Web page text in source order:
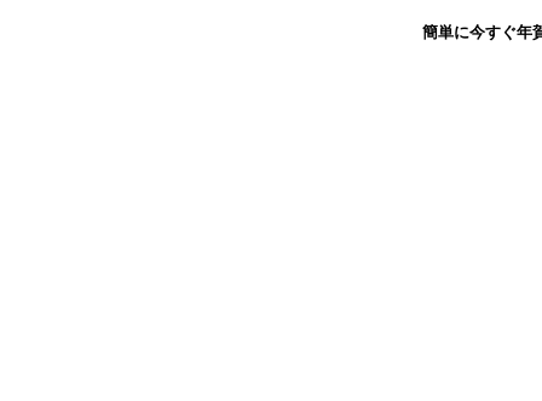
簡単に今すぐ年